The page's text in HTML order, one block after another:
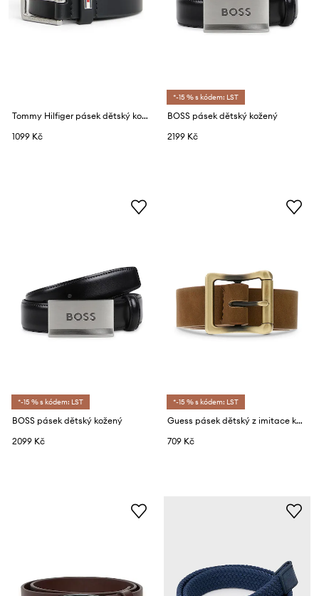
Tommy Hilfiger pásek dětský kožený
1099 Kč
*-15 % s kódem: LST
BOSS pásek dětský kožený
2199 Kč
*-15 % s kódem: LST
BOSS pásek dětský kožený
2099 Kč
*-15 % s kódem: LST
Guess pásek dětský z imitace kůže
709 Kč